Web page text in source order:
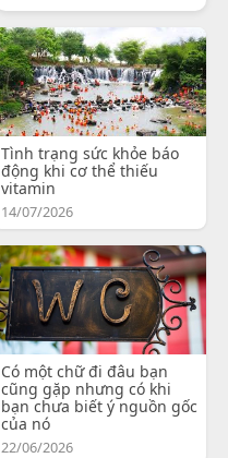
Tình trạng sức khỏe báo
động khi cơ thể thiếu
vitamin
14/07/2026
Có một chữ đi đâu bạn
cũng gặp nhưng có khi
bạn chưa biết ý nguồn gốc
của nó
22/06/2026